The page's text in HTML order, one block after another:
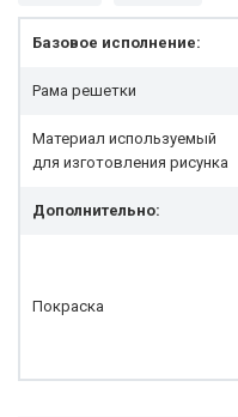
Базовое исполнение:
Рама решетки
Материал используемый
для изготовления рисунка
Дополнительно:
Покраска